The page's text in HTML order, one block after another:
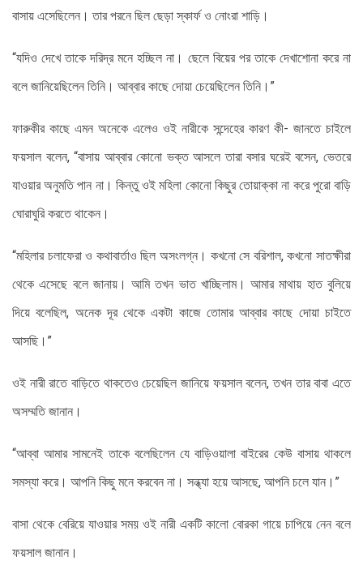
বাসায় এসেছিলেন। তার পরনে ছিল ছেড়া স্কার্ফ ও নোংরা শাড়ি।
“যদিও দেখে তাকে দরিদ্র মনে হচ্ছিল না। ছেলে বিয়ের পর তাকে দেখাশোনা করে না
বলে জানিয়েছিলেন তিনি। আব্বার কাছে দোয়া চেয়েছিলেন তিনি।”
ফারুকীর কাছে এমন অনেকে এলেও ওই নারীকে সন্দেহের কারণ কী- জানতে চাইলে
ফয়সাল বলেন, “বাসায় আব্বার কোনো ভক্ত আসলে তারা বসার ঘরেই বসেন, ভেতরে
যাওয়ার অনুমতি পান না। কিন্তু ওই মহিলা কোনো কিছুর তোয়াক্কা না করে পুরো বাড়ি
ঘোরাঘুরি করতে থাকেন।
“মহিলার চলাফেরা ও কথাবার্তাও ছিল অসংলগ্ন। কখনো সে বরিশাল, কখনো সাতক্ষীরা
থেকে এসেছে বলে জানায়। আমি তখন ভাত খাচ্ছিলাম। আমার মাথায় হাত বুলিয়ে
দিয়ে বলেছিল, অনেক দূর থেকে একটা কাজে তোমার আব্বার কাছে দোয়া চাইতে
আসছি।”
ওই নারী রাতে বাড়িতে থাকতেও চেয়েছিল জানিয়ে ফয়সাল বলেন, তখন তার বাবা এতে
অসম্মতি জানান।
“আব্বা আমার সামনেই তাকে বলেছিলেন যে বাড়িওয়ালা বাইরের কেউ বাসায় থাকলে
সমস্যা করে। আপনি কিছু মনে করবেন না। সন্ধ্যা হয়ে আসছে, আপনি চলে যান।”
বাসা থেকে বেরিয়ে যাওয়ার সময় ওই নারী একটি কালো বোরকা গায়ে চাপিয়ে নেন বলে
ফয়সাল জানান।